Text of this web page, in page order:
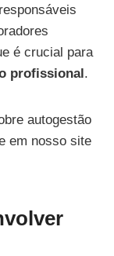
é crucial para
profissional .
autogestão
em nosso site